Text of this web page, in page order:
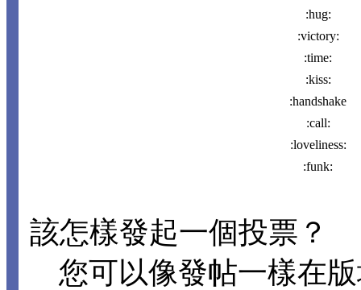
:hug:
:victory:
:time:
:kiss:
:handshake
:call:
:loveliness:
:funk:
該怎樣發起一個投票？
您可以像發帖一樣在